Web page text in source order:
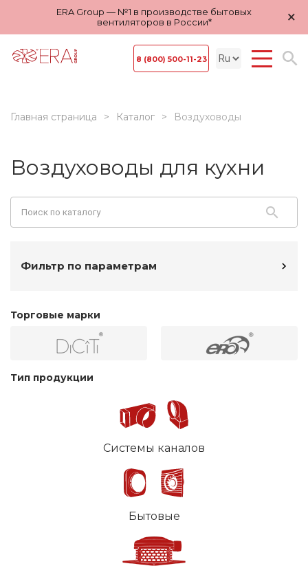
ERA Group — №1 в производстве бытовых
вентиляторов в России*
×
8 (800) 500-11-23
Главная страница Каталог Воздуховоды
Воздуховоды для кухни
Фильтр по параметрам
Торговые марки
Тип продукции
Системы каналов
Бытовые